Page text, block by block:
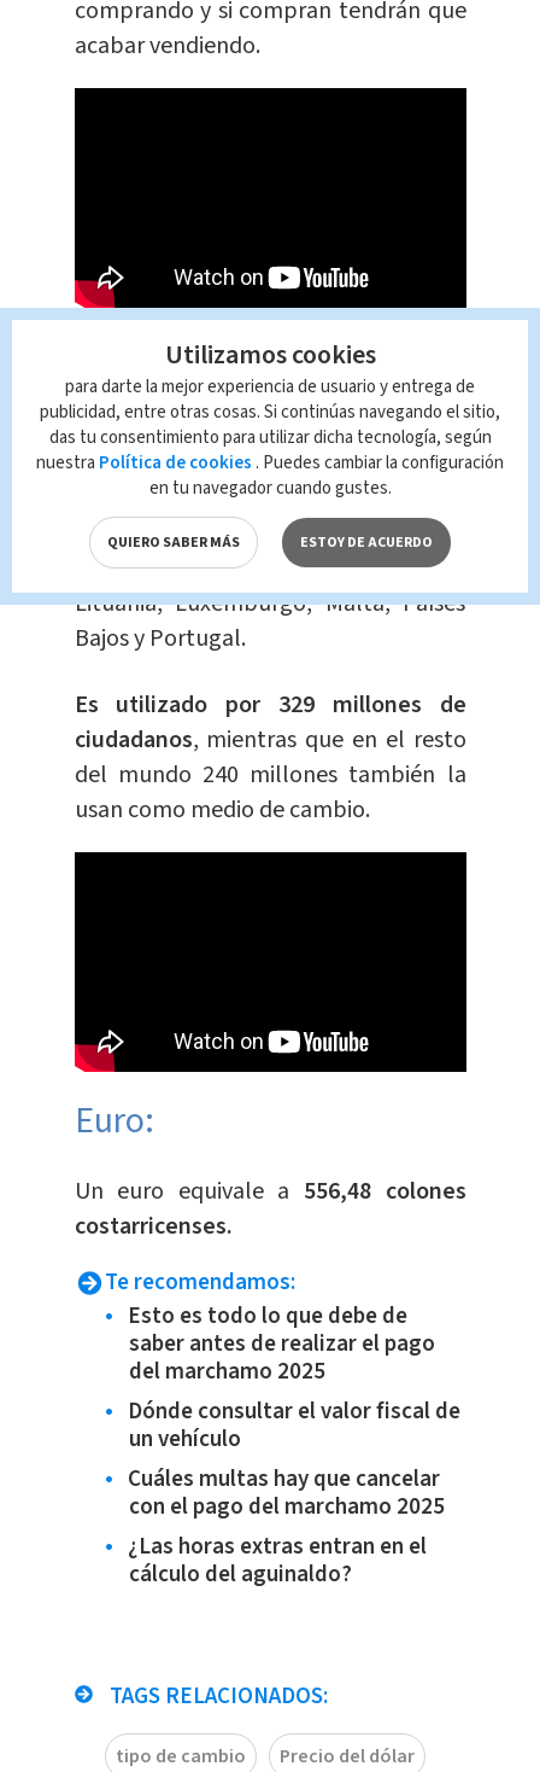
comprando y si compran tendrán que
acabar vendiendo.
¿Qué es el euro?
Es la moneda de la Unión Europea,
conformada: Alemania, Austria,
Bélgica, Chipre, Eslovaquia, Eslovenia,
España, Estonia, Finlandia, Francia,
Grecia, Irlanda, Italia, Letonia,
Lituania, Luxemburgo, Malta, Países
Bajos y Portugal.
Es utilizado por 329 millones de
ciudadanos, mientras que en el resto
del mundo 240 millones también la
usan como medio de cambio.
Euro:
​Un euro equivale a 556,48 colones
costarricenses.
Te recomendamos:
Esto es todo lo que debe de
saber antes de realizar el pago
del marchamo 2025
Dónde consultar el valor fiscal de
un vehículo
Cuáles multas hay que cancelar
con el pago del marchamo 2025
¿Las horas extras entran en el
cálculo del aguinaldo?
TAGS RELACIONADOS:
tipo de cambio Precio del dólar
Utilizamos cookies
para darte la mejor experiencia de usuario y entrega de
publicidad, entre otras cosas. Si continúas navegando el sitio,
das tu consentimiento para utilizar dicha tecnología, según
nuestra Política de cookies . Puedes cambiar la configuración
en tu navegador cuando gustes.
QUIERO SABER MÁS ESTOY DE ACUERDO